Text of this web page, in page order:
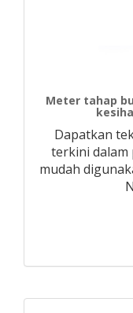
Meter tahap
Dapatkan
terkini dalam
mudah